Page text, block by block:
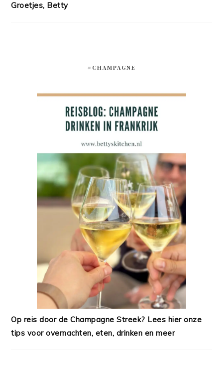
Groetjes, Betty
#CHAMPAGNE
Op reis door de Champagne Streek? Lees hier onze
tips voor overnachten, eten, drinken en meer